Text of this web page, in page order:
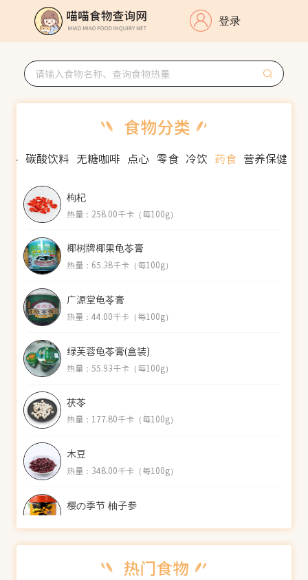
登录
料 碳酸饮料 无糖咖啡 点心 零食 冷饮 药食 营养保健
枸杞
热量：258.00千卡（每100g）
椰树牌椰果龟苓膏
热量：65.38千卡（每100g）
广源堂龟苓膏
热量：44.00千卡（每100g）
绿芙蓉龟苓膏(盒装)
热量：55.93千卡（每100g）
茯苓
热量：177.80千卡（每100g）
木豆
热量：348.00千卡（每100g）
樱の季节 柚子参
热量：377.39千卡（每100g）